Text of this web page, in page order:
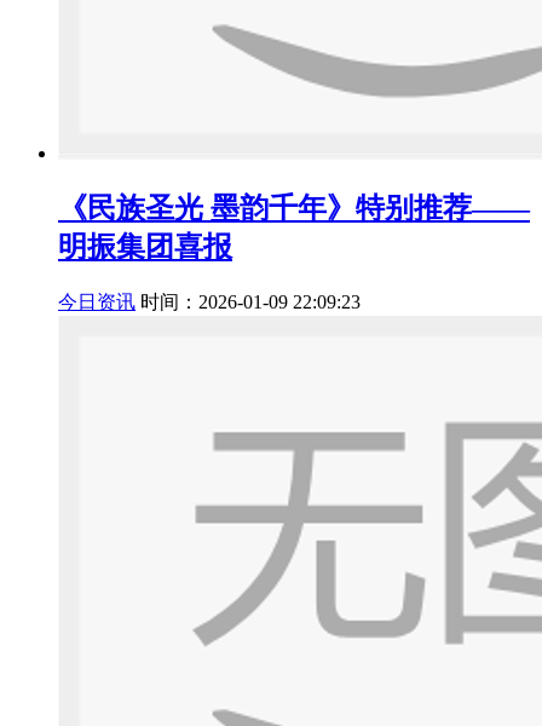
《民族圣光 墨韵千年》特别推荐——
明振集团喜报
今日资讯 时间：2026-01-09 22:09:23